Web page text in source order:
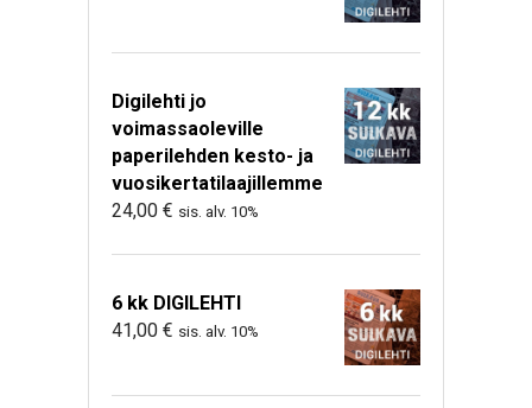
Digilehti jo
voimassaoleville
paperilehden kesto- ja
vuosikertatilaajillemme
24,00 € sis. alv. 10%
6 kk DIGILEHTI
41,00 € sis. alv. 10%